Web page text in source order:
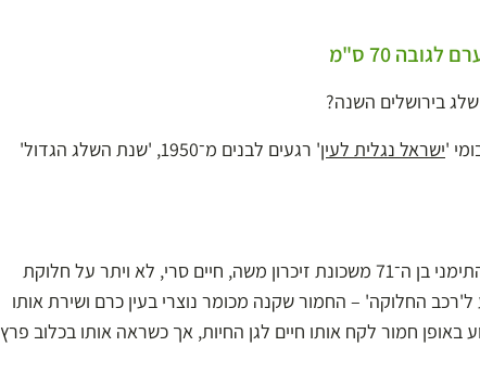
שלג בירושלים השנה?
'ישראל נגלית לעין
' רגעים לבנים מ־1950, 'שנת השלג הגדול'
למרות מזג האוויר הקשה והשלג הרב שנערם, החלבן התימני בן ה־71 משכונת זיכרון משה, חיים סרי, לא ויתר על חלוקת
החלוקה' – החמור שקנה מכומר נוצרי בעין כרם ושירת אותו
לצלוע באופן חמור לקח אותו חיים לגן החיות, אך כשראה אותו בכלוב פרץ